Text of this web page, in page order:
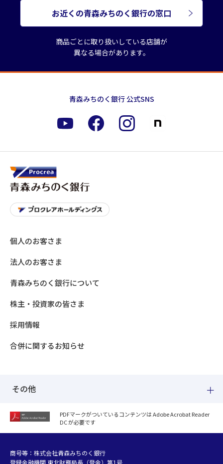
お近くの青森みちのく銀行の窓口
商品ごとに取り扱いしている店舗が
異なる場合があります。
青森みちのく銀行 公式SNS
個人のお客さま
法人のお客さま
青森みちのく銀行について
株主・投資家の皆さま
採用情報
合併に関するお知らせ
その他
紛失した場合
個人データおよび法人情報に関するグループ共同利用について
PDFマークがついているコンテンツは Adobe Acrobat Reader
DC が必要です
商号等：株式会社青森みちのく銀行